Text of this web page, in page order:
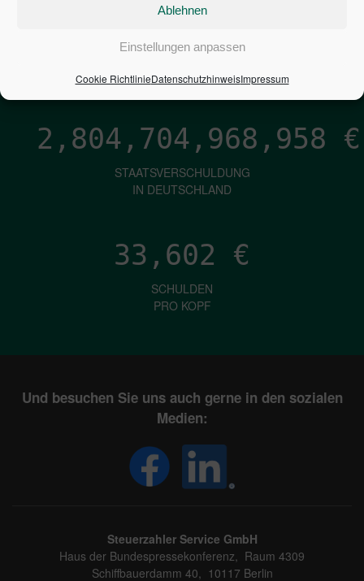
Ablehnen
Einstellungen anpassen
Cookie RichtlinieDatenschutzhinweisImpressum
1,601
ZINSEN
PRO SEKUNDE
2,804,704,970,227 €
STAATSVERSCHULDUNG
IN DEUTSCHLAND
33,602 €
SCHULDEN
PRO KOPF
Und besuchen Sie uns auch gerne in den sozialen
Medien:
Steuerzahler Service GmbH
Haus der Bundespressekonferenz, Raum 4309
Schiffbauerdamm 40, 10117 Berlin